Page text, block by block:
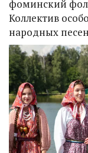
фоминский
Коллектив
народных